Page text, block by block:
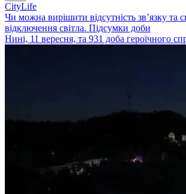
CityLife
Чи можна вирішити відсутність зв’язку та
відключення світла. Підсумки доби
Нині, 11 вересня, та 931 доба героїчного